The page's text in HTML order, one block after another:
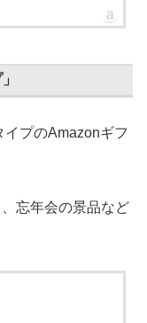
プのAmazonギフ
忘年会の景品など